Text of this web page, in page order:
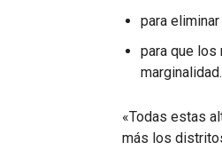
para
para que los
marginalidad.
«Todas estas
más los